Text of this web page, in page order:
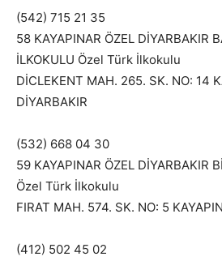
(542) 715 21 35
58 KAYAPINAR ÖZEL DİYARBAKIR
İLKOKULU Özel Türk İlkokulu
DİCLEKENT MAH. 265. SK. NO: 14
DİYARBAKIR
(532) 668 04 30
59 KAYAPINAR ÖZEL DİYARBAKIR
Özel Türk İlkokulu
FIRAT MAH. 574. SK. NO: 5
(412) 502 45 02